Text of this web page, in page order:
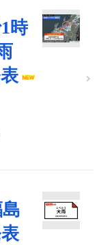
時